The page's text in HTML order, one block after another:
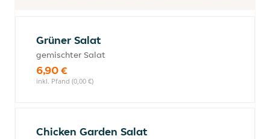
Grüner Salat
gemischter Salat
6,90 €
inkl. Pfand (0,00 €)
Chicken Garden Salat